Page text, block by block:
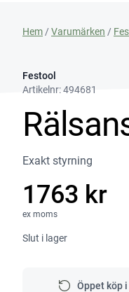
Hem /Varumärken /
Festool
Artikelnr:494681
Exakt styrning
1763 kr
ex moms
Slut i lager
Öppet köp